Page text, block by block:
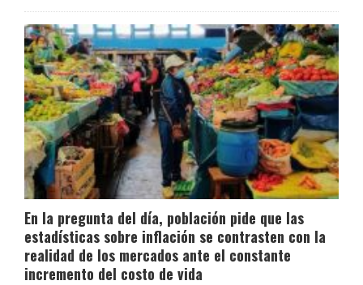
En la pregunta del día, población pide que las
estadísticas sobre inflación se contrasten con la
realidad de los mercados ante el constante
incremento del costo de vida